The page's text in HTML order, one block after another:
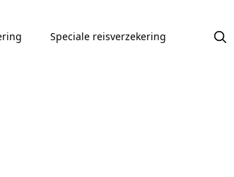
Speciale reisverzekering